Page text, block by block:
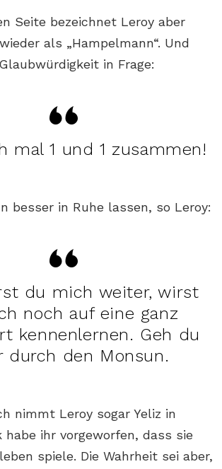
Seite bezeichnet Leroy aber
als „Hampelmann“. Und
in Frage:
mal 1 und 1 zusammen!
besser in Ruhe lassen, so Leroy:
du mich weiter, wirst
noch auf eine ganz
kennenlernen. Geh du
durch den Monsun.
nimmt Leroy sogar Yeliz in
habe ihr vorgeworfen, dass sie
spiele. Die Wahrheit sei aber,